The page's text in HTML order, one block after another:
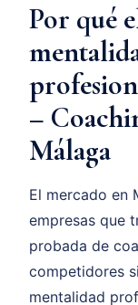
Por qué
–
Málaga
El mercado en
empresas que
probada de
competidores
mentalidad